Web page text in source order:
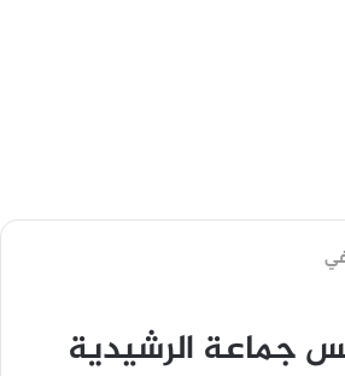
جماعة الرشيدية